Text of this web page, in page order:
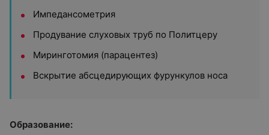
Импедансометрия
Продувание слуховых труб по Политцеру
Миринготомия (парацентез)
Вскрытие абсцедирующих фурункулов носа
Образование: